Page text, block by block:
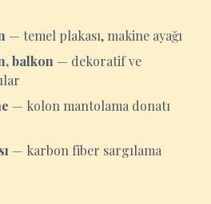
— temel plakası, makine ayağı
balkon — dekoratif ve
— kolon mantolama donatı
— karbon fiber sargılama